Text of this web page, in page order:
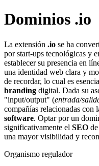
Dominios .io
La extensión .io se ha
por start-ups tecnológicas y
establecer su presencia en
una identidad web clara y
de recordar, lo cual es
branding digital. Dada su
"input/output" (entrada/
compañías relacionadas con
software. Optar por un
significativamente el SEO
una mayor visibilidad y
Organismo regulador